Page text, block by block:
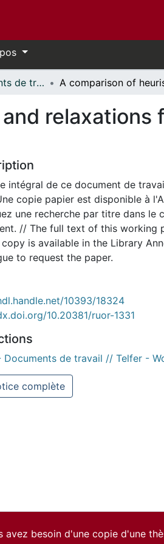
Telfer - Documents de travail // Telfer - Working Papers
intégral de ce document de
copie papier est disponible à
une recherche par titre dans le
// The full text of this working
is available in the Library
to request the paper.
10393/18324
10.20381/ruor-1331
Documents de travail // Telfer -
complète
avez besoin d'une copie d'une